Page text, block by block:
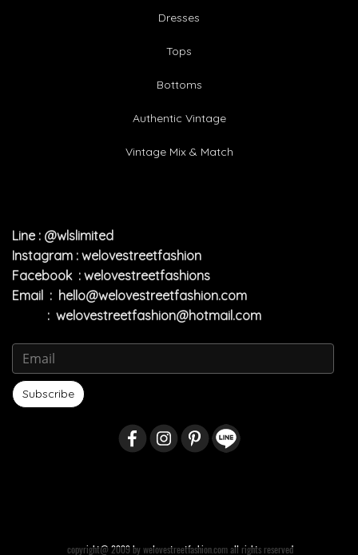
Dresses
Tops
Bottoms
Authentic Vintage
Vintage Mix & Match
Line : @wlslimited
Instagram : welovestreetfashion
Facebook : welovestreetfashions
Email : hello@welovestreetfashion.com
: welovestreetfashion@hotmail.com
Subscribe
copyright@ 2009 by welovestreetfashion.com all rights reserved